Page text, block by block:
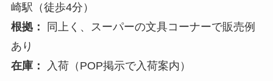
崎駅（徒歩4分）
根拠：
同上く、スーパーの文具コーナーで販売例
あり
在庫：
入荷（POP掲示で入荷案内）